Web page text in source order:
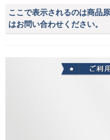
ここで表示されるのは商品
はお問い合わせください。